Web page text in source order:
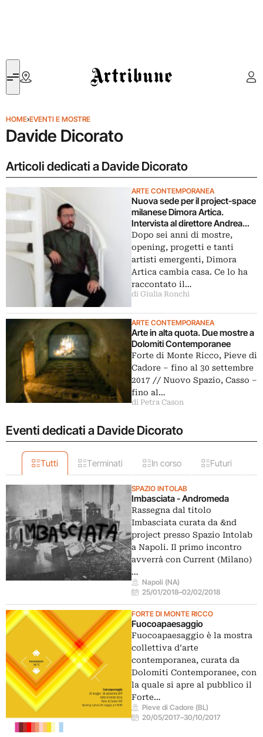
Artribune
HOME›EVENTI E MOSTRE
Davide Dicorato
Articoli dedicati a Davide Dicorato
ARTE CONTEMPORANEA
Nuova sede per il project-space
milanese Dimora Artica.
Intervista al direttore Andrea
Lacarpia
Dopo sei anni di mostre,
opening, progetti e tanti
artisti emergenti, Dimora
Artica cambia casa. Ce lo ha
raccontato il…
di Giulia Ronchi
ARTE CONTEMPORANEA
Arte in alta quota. Due mostre a
Dolomiti Contemporanee
Forte di Monte Ricco, Pieve di
Cadore ‒ fino al 30 settembre
2017 // Nuovo Spazio, Casso ‒
fino al…
di Petra Cason
Eventi dedicati a Davide Dicorato
Tutti Terminati In corso Futuri
SPAZIO INTOLAB
Imbasciata - Andromeda
Rassegna dal titolo
Imbasciata curata da &nd
project presso Spazio Intolab
a Napoli. Il primo incontro
avverrà con Current (Milano)
…
Napoli (NA)
25/01/2018–02/02/2018
FORTE DI MONTE RICCO
Fuocoapaesaggio
Fuocoapaesaggio è la mostra
collettiva d’arte
contemporanea, curata da
Dolomiti Contemporanee, con
la quale si apre al pubblico il
Forte…
Pieve di Cadore (BL)
20/05/2017–30/10/2017